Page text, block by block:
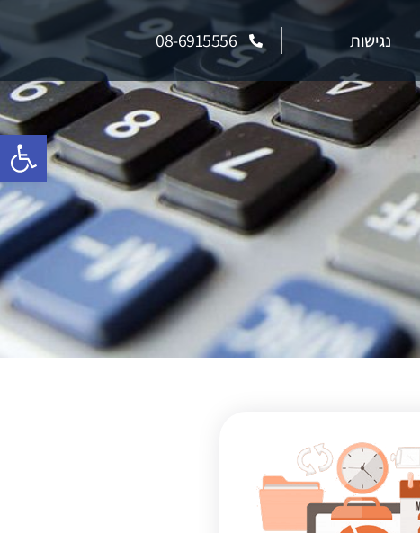
פתח
נגישות 08-6915556